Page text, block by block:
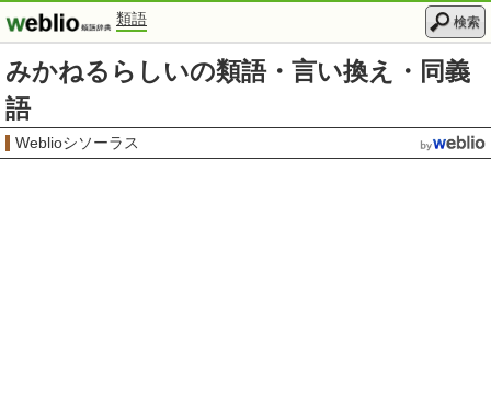
類語 検索
みかねるらしいの類語・言い換え・同義
語
Weblioシソーラス